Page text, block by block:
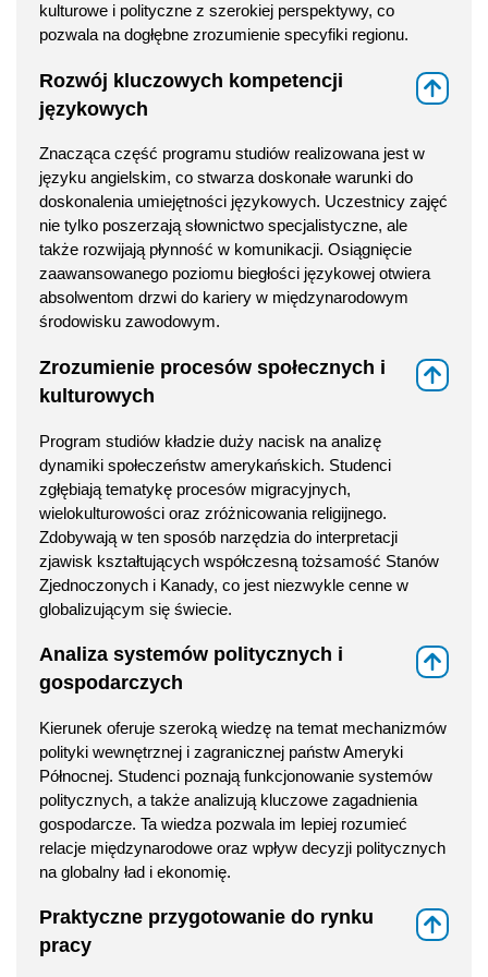
kulturowe i polityczne z szerokiej perspektywy, co
pozwala na dogłębne zrozumienie specyfiki regionu.
Rozwój kluczowych kompetencji
językowych
Znacząca część programu studiów realizowana jest w
języku angielskim, co stwarza doskonałe warunki do
doskonalenia umiejętności językowych. Uczestnicy zajęć
nie tylko poszerzają słownictwo specjalistyczne, ale
także rozwijają płynność w komunikacji. Osiągnięcie
zaawansowanego poziomu biegłości językowej otwiera
absolwentom drzwi do kariery w międzynarodowym
środowisku zawodowym.
Zrozumienie procesów społecznych i
kulturowych
Program studiów kładzie duży nacisk na analizę
dynamiki społeczeństw amerykańskich. Studenci
zgłębiają tematykę procesów migracyjnych,
wielokulturowości oraz zróżnicowania religijnego.
Zdobywają w ten sposób narzędzia do interpretacji
zjawisk kształtujących współczesną tożsamość Stanów
Zjednoczonych i Kanady, co jest niezwykle cenne w
globalizującym się świecie.
Analiza systemów politycznych i
gospodarczych
Kierunek oferuje szeroką wiedzę na temat mechanizmów
polityki wewnętrznej i zagranicznej państw Ameryki
Północnej. Studenci poznają funkcjonowanie systemów
politycznych, a także analizują kluczowe zagadnienia
gospodarcze. Ta wiedza pozwala im lepiej rozumieć
relacje międzynarodowe oraz wpływ decyzji politycznych
na globalny ład i ekonomię.
Praktyczne przygotowanie do rynku
pracy